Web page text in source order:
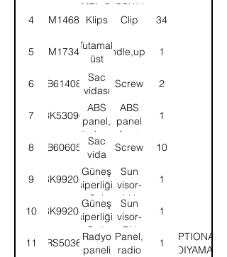
KMPL.SolASSY.LH
4 8M14680 Klips Clip 34
5 8M17342
Tutamak
üst
Handle,upper1
6 AB614084
Sac
vidası
Screw 2
7 8K53096
ABS
panel,
ön kapı
babası-
Sol
ABS
panel
front
door
LH
1
8 AB606054
Sac
vida
Screw 10
9 8K99204
Güneş
siperliği-
Sol
Sun
visor-
LH
1
10 8K99205
Güneş
siperliği-
Sağ
Sun
visor-
RH
1
1158RS503631
Radyo
paneli
Panel,
radio
1
OPTIONAL
(ADIYAMAN)